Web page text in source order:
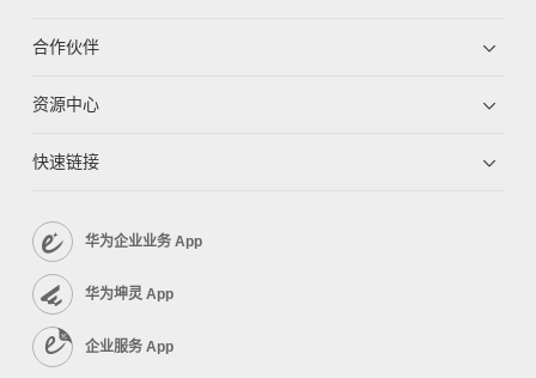
合作伙伴
资源中心
快速链接
华为企业业务 App
华为坤灵 App
企业服务 App